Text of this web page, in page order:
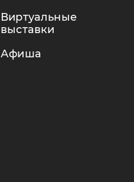
Виртуальные
выставки
Афиша